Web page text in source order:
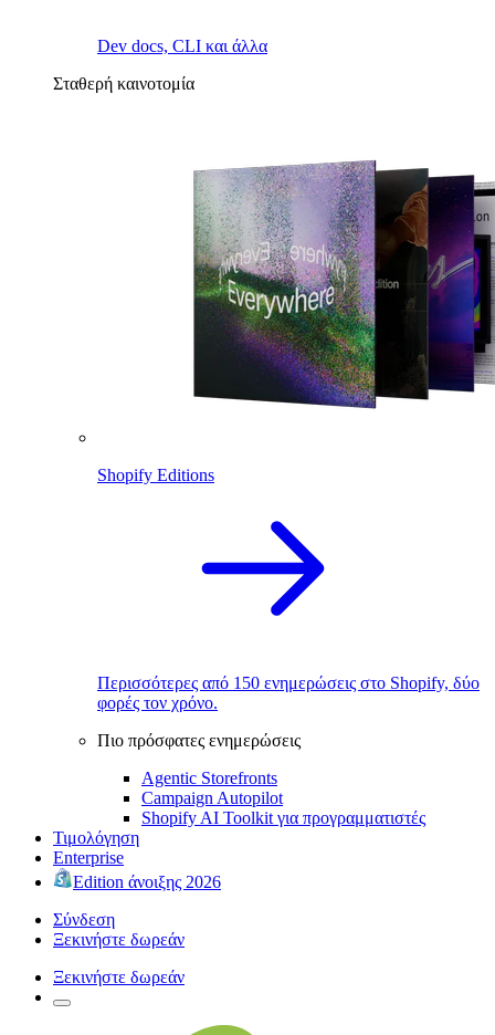
Dev docs, CLI και άλλα
Σταθερή καινοτομία
Shopify Editions
Περισσότερες από 150 ενημερώσεις στο Shopify, δύο
φορές τον χρόνο.
Πιο πρόσφατες ενημερώσεις
Agentic Storefronts
Campaign Autopilot
Shopify AI Toolkit για προγραμματιστές
Τιμολόγηση
Enterprise
Edition άνοιξης 2026
Σύνδεση
Ξεκινήστε δωρεάν
Ξεκινήστε δωρεάν